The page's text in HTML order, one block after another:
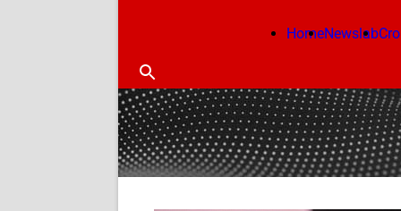
HomeNewslab